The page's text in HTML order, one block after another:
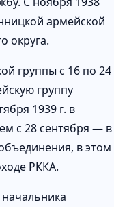
армейской
округа.
группы с 16 по 24
группу
1939 г. в
с 28 сентября — в
в этом
РККА.